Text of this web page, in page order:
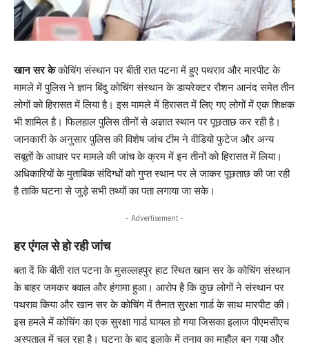
खान सर केकोचिंग संस्थान पर बीती रात पटना में हुए पथराव और मारपीट के
मामले में पुलिस ने ज्ञान बिंदु कोचिंग संस्थान के डायरेक्टर रौशन आनंद समेत तीन
लोगों को हिरासत में लिया है। इस मामले में हिरासत में लिए गए लोगों में एक शिक्षक
भी शामिल है। फिलहाल पुलिस तीनों से अज्ञात स्थान पर पूछताछ कर रही है।
जानकारी के अनुसार पुलिस की विशेष जांच टीम ने वीडियो फुटेज और अन्य
सबूतों के आधार पर मामले की जांच के क्रम में इन तीनों को हिरासत में लिया।
अधिकारियों के मुताबिक संदिग्धों को गुप्त स्थान पर ले जाकर पूछताछ की जा रही
है ताकि घटना से जुड़े सभी तथ्यों का पता लगाया जा सके।
- Advertisement -
हर एंगल से हो रही जांच
बता दें कि बीती रात पटना के मुसल्लहपुर हाट स्थित खान सर के कोचिंग संस्थान
के बाहर जमकर बवाल और हंगामा हुआ। आरोप है कि कुछ लोगों ने संस्थान पर
पथराव किया और खान सर के कोचिंग में तैनात सुरक्षा गार्ड के साथ मारपीट की।
इस हमले में कोचिंग का एक सुरक्षा गार्ड घायल हो गया जिसका इलाज पीएमसीएच
अस्पताल में चल रहा है। घटना के बाद इलाके में तनाव का माहौल बन गया और